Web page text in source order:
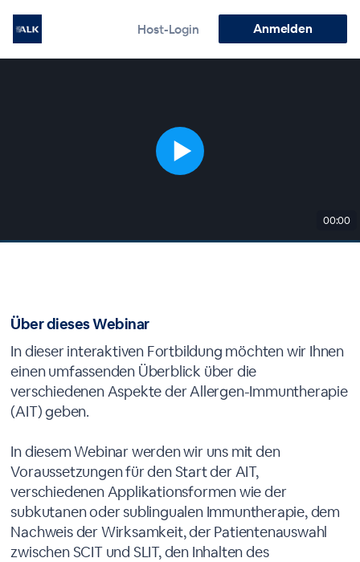
Host-Login Anmelden
00:00
Über dieses Webinar
In dieser interaktiven Fortbildung möchten wir Ihnen
einen umfassenden Überblick über die
verschiedenen Aspekte der Allergen-Immuntherapie
(AIT) geben.
In diesem Webinar werden wir uns mit den
Voraussetzungen für den Start der AIT,
verschiedenen Applikationsformen wie der
subkutanen oder sublingualen Immuntherapie, dem
Nachweis der Wirksamkeit, der Patientenauswahl
zwischen SCIT und SLIT, den Inhalten des